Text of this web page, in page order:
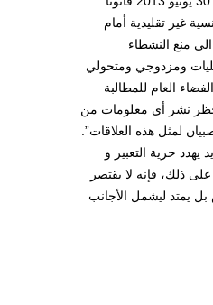
غير تقليدية أمام
منع النشطاء
ومزدوجي ومتحولي
العام للمطالبة
نشر أي معلومات من
لمثل هذه العلاقات”.
يهدد حرية التعبير و
ذلك، فإنه لا يقتصر
يمتد ليشمل الأجانب